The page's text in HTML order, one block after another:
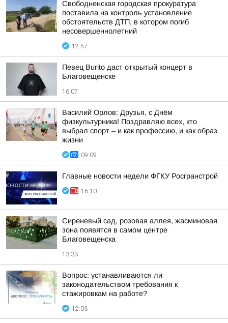
Свободненская городская прокуратура
поставила на контроль установление
обстоятельств ДТП, в котором погиб
несовершеннолетний
12:57
Певец Burito даст открытый концерт в
Благовещенске
16:07
Василий Орлов: Друзья, с Днём
физкультурника! Поздравляю всех, кто
выбрал спорт – и как профессию, и как образ
жизни
09:09
Главные новости недели ФГКУ Росгранстрой
16:10
Сиреневый сад, розовая аллея, жасминовая
зона появятся в самом центре
Благовещенска
13:33
Вопрос: устанавливаются ли
законодательством требования к
стажировкам на работе?
12:03